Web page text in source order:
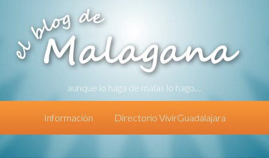
aunque lo haga de malas lo hago....
Información Directorio VivirGuadalajara